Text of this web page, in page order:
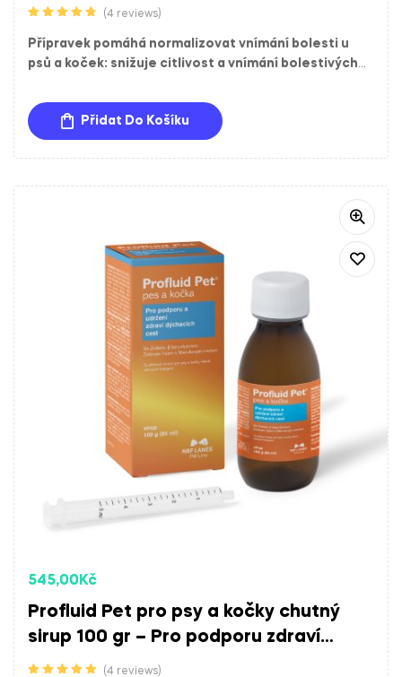
bolesti
4.75z 5
(4 reviews)
Přípravek pomáhá normalizovat vnímání bolesti u
psů a koček: snižuje citlivost a vnímání bolestivých
Přidat Do Košíku
545,00Kč
Profluid Pet pro psy a kočky chutný
sirup 100 gr – Pro podporu zdraví
dýchacích cest, proti kašli
(4 reviews)